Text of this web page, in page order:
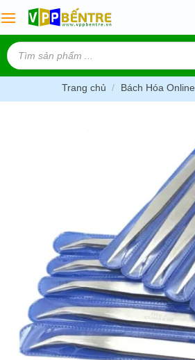
to
content
Tìm
kiếm
sản
phẩm
Trang chủ / Bách Hóa Online